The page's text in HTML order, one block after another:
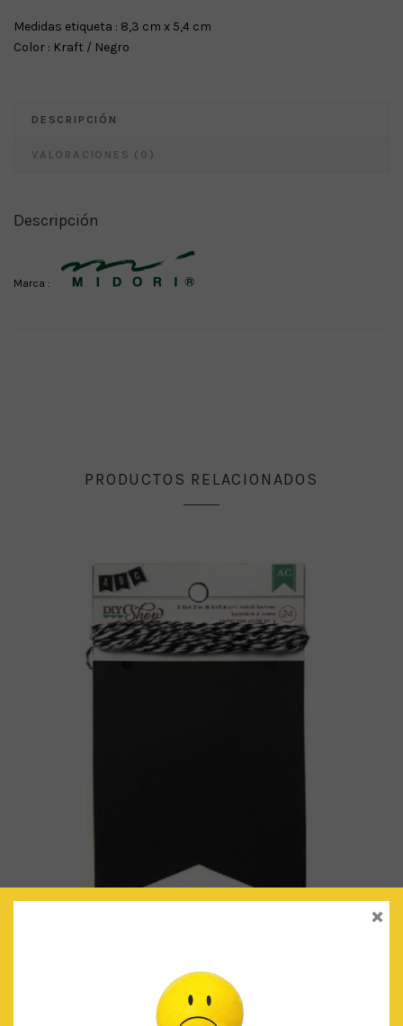
Medidas etiqueta : 8,3 cm x 5,4 cm
Color : Kraft / Negro
DESCRIPCIÓN
VALORACIONES (0)
Descripción
Marca :
PRODUCTOS RELACIONADOS
AÑADIR AL CARRITO
×